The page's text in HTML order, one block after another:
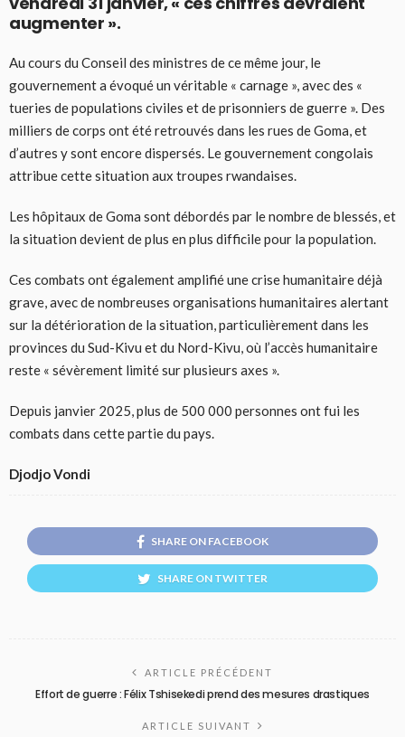
augmenter ».
Au cours du Conseil des ministres de ce même jour, le
gouvernement a évoqué un véritable « carnage », avec des «
tueries de populations civiles et de prisonniers de guerre ». Des
milliers de corps ont été retrouvés dans les rues de Goma, et
d’autres y sont encore dispersés. Le gouvernement congolais
attribue cette situation aux troupes rwandaises.
Les hôpitaux de Goma sont débordés par le nombre de blessés, et
la situation devient de plus en plus difficile pour la population.
Ces combats ont également amplifié une crise humanitaire déjà
grave, avec de nombreuses organisations humanitaires alertant
sur la détérioration de la situation, particulièrement dans les
provinces du Sud-Kivu et du Nord-Kivu, où l’accès humanitaire
reste « sévèrement limité sur plusieurs axes ».
Depuis janvier 2025, plus de 500 000 personnes ont fui les
combats dans cette partie du pays.
Djodjo Vondi
SHARE ON FACEBOOK
SHARE ON TWITTER
ARTICLE PRÉCÉDENT
Effort de guerre : Félix Tshisekedi prend des mesures drastiques
ARTICLE SUIVANT